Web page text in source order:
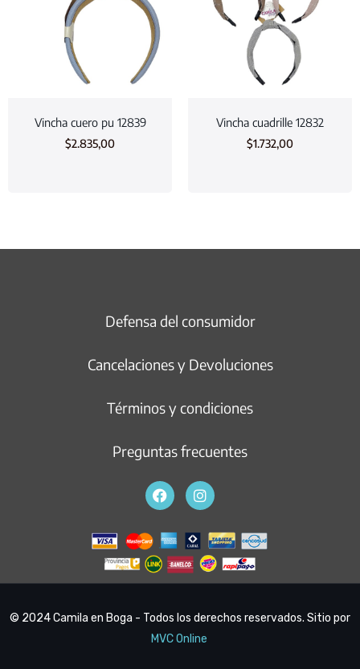
Vincha cuero pu 12839
$2.835,00
Vincha cuadrille 12832
$1.732,00
Defensa del consumidor
Cancelaciones y Devoluciones
Términos y condiciones
Preguntas frecuentes
© 2024 Camila en Boga - Todos los derechos reservados. Sitio por
MVC Online